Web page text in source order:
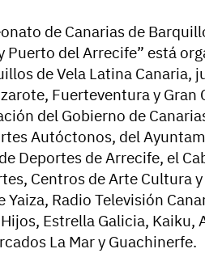
de Canarias de
Puerto del Arrecife” está
de Vela Latina Canaria,
Fuerteventura y Gran
del Gobierno de
Autóctonos, del
Deportes de Arrecife, el
Centros de Arte Cultura
Radio Televisión
Estrella Galicia, Kaiku,
La Mar y Guachinerfe.